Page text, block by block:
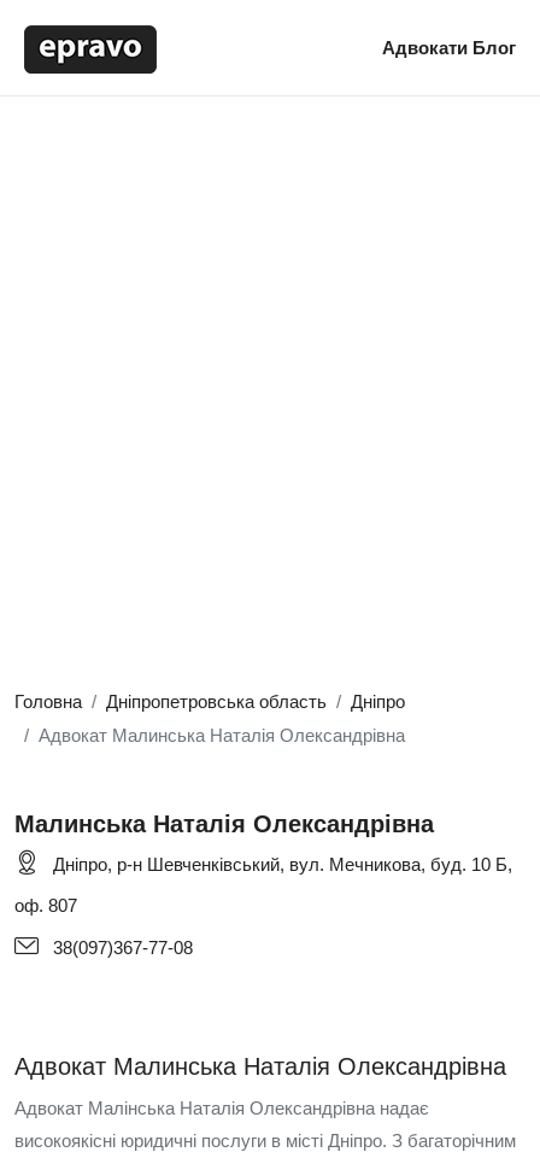
Адвокати Блог
Головна Дніпропетровська область
Дніпро
Адвокат Малинська Наталія Олександрівна
Малинська Наталія Олександрівна
Дніпро, р-н Шевченківський, вул. Мечникова, буд. 10 Б,
оф. 807
38(097)367-77-08
Адвокат Малинська Наталія Олександрівна
Адвокат Малінська Наталія Олександрівна надає
високоякісні юридичні послуги в місті Дніпро. З багаторічним